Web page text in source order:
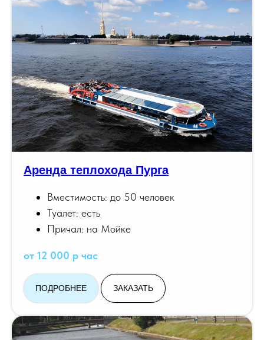
Аренда теплохода Пурга
Вместимость: до 50 человек
Туалет: есть
Причал: на Мойке
от 12 000 р час
ПОДРОБНЕЕ ЗАКАЗАТЬ